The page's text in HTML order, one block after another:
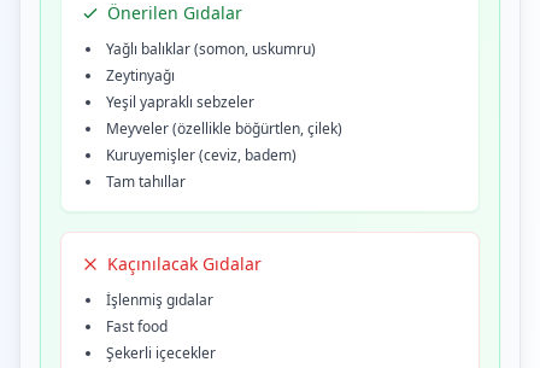
Önerilen Gıdalar
Yağlı balıklar (somon, uskumru)
Zeytinyağı
Yeşil yapraklı sebzeler
Meyveler (özellikle böğürtlen, çilek)
Kuruyemişler (ceviz, badem)
Tam tahıllar
Kaçınılacak Gıdalar
İşlenmiş gıdalar
Fast food
Şekerli içecekler